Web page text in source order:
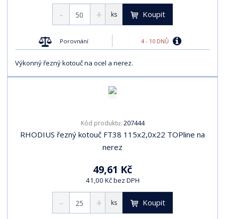
ks Koupit
Porovnání 4 - 10 DNŮ
Výkonný řezný kotouč na ocel a nerez.
Kód produktu: 207444
RHODIUS řezný kotouč FT38 115x2,0x22 TOPline na
nerez
49,61 Kč
41,00 Kč bez DPH
ks Koupit